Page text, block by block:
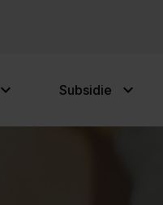
Subsidie